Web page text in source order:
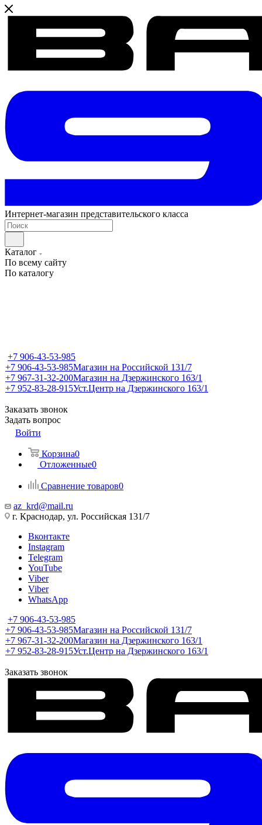
Интернет-магазин представительского класса
Каталог
По всему сайту
По каталогу
+7 906-43-53-985
+7 906-43-53-985Магазин на Российской 131/7
+7 967-31-32-200Магазин на Дзержинского 163/1
+7 952-83-28-915Уст.Центр на Дзержинского 163/1
Заказать звонок
Задать вопрос
Войти
Корзина0
Отложенные0
Сравнение товаров0
az_krd@mail.ru
г. Краснодар, ул. Российская 131/7
Вконтакте
Instagram
Telegram
YouTube
Viber
Viber
WhatsApp
+7 906-43-53-985
+7 906-43-53-985Магазин на Российской 131/7
+7 967-31-32-200Магазин на Дзержинского 163/1
+7 952-83-28-915Уст.Центр на Дзержинского 163/1
Заказать звонок